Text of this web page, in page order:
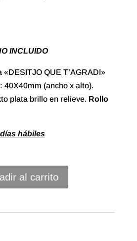
INCLUIDO
QUE T’AGRADI»
40X40mm (ancho x alto).
plata brillo en relieve. Rollo
hábiles
al carrito